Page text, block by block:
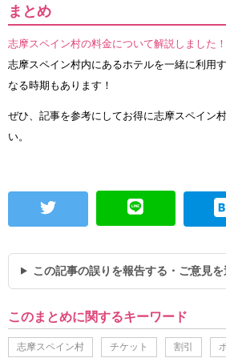
まとめ
志摩スペイン村の料金について解説しました！
志摩スペイン村内にあるホテルを一緒に利用
なる時期もあります！
ぜひ、記事を参考にしてお得に志摩スペイン
い。
この記事の誤りを報告する・ご意見を
このまとめに関するキーワード
志摩スペイン村 チケット 割引